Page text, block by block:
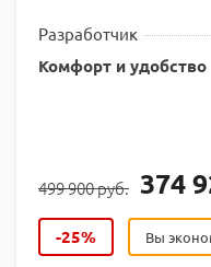
Разработчик
Комфорт и удобство
499 900 руб. 374
-25% Вы